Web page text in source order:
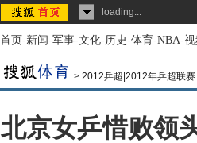
loading...
首页-新闻-军事-文化-历史-体育-NBA-视
> 2012乒超|2012年乒超联赛
北京女乒惜败领